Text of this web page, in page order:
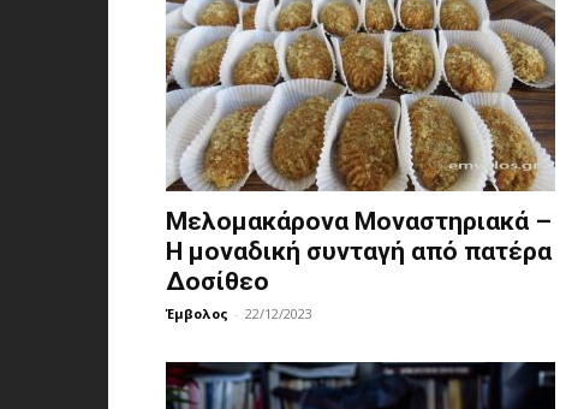
Μελομακάρονα Μοναστηριακά –
H μοναδική συνταγή από πατέρα
Δοσίθεο
Έμβολος - 22/12/2023